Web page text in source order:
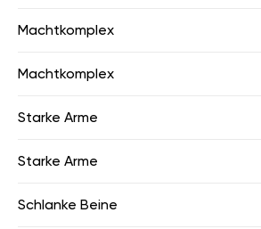
Machtkomplex
Machtkomplex
Starke Arme
Starke Arme
Schlanke Beine